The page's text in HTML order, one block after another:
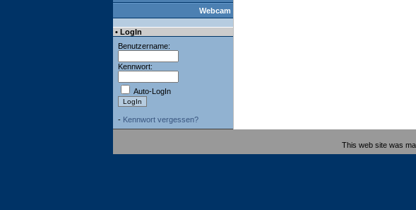
Webcam
• LogIn
Benutzername:
Kennwort:
Auto-LogIn
- Kennwort vergessen?
This web site was